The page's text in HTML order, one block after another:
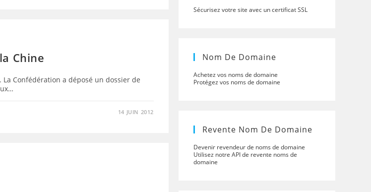
Chine
La Confédération a déposé un dossier de
14 JUIN 2012
Sécurisez votre site avec un certificat SSL
Nom De Domaine
Achetez vos noms de domaine
Protégez vos noms de domaine
Revente Nom De Domaine
Devenir revendeur de noms de domaine
Utilisez notre API de revente noms de
domaine